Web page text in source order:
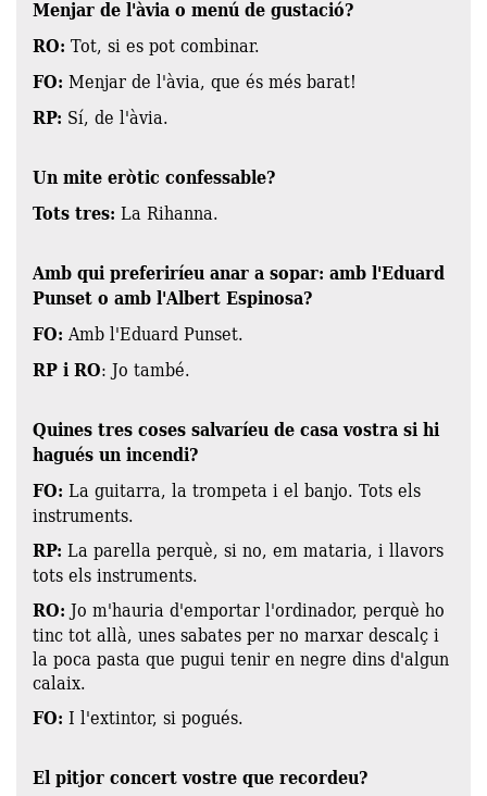
Menjar de l'àvia o menú de gustació?
RO: Tot, si es pot combinar.
FO: Menjar de l'àvia, que és més barat!
RP: Sí, de l'àvia.
Un mite eròtic confessable?
Tots tres: La Rihanna.
Amb qui preferiríeu anar a sopar: amb l'Eduard
Punset o amb l'Albert Espinosa?
FO: Amb l'Eduard Punset.
RP i RO: Jo també.
Quines tres coses salvaríeu de casa vostra si hi
hagués un incendi?
FO: La guitarra, la trompeta i el banjo. Tots els
instruments.
RP: La parella perquè, si no, em mataria, i llavors
tots els instruments.
RO: Jo m'hauria d'emportar l'ordinador, perquè ho
tinc tot allà, unes sabates per no marxar descalç i
la poca pasta que pugui tenir en negre dins d'algun
calaix.
FO: I l'extintor, si pogués.
El pitjor concert vostre que recordeu?